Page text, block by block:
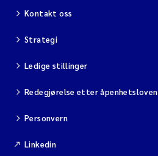
Marijana Stenrud Brkljacic
Ailbhe Lisette Macken
Anders Ruus
Kontakt oss
Strategi
Ledige stillinger
Redegjørelse etter åpenhetsloven
Personvern
Linkedin